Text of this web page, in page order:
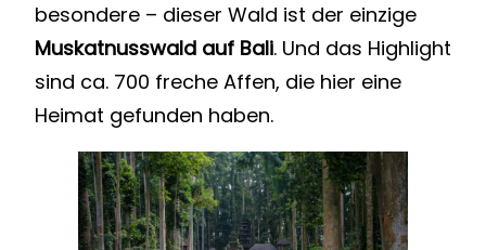
besondere – dieser Wald ist der einzige
Muskatnusswald auf Bali. Und das Highlight
sind ca. 700 freche Affen, die hier eine
Heimat gefunden haben.